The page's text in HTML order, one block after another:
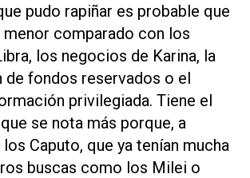
pudo rapiñar es probable que
menor comparado con los
los negocios de Karina, la
de fondos reservados o el
privilegiada. Tiene el
se nota más porque, a
Caputo, que ya tenían mucha
buscas como los Milei o